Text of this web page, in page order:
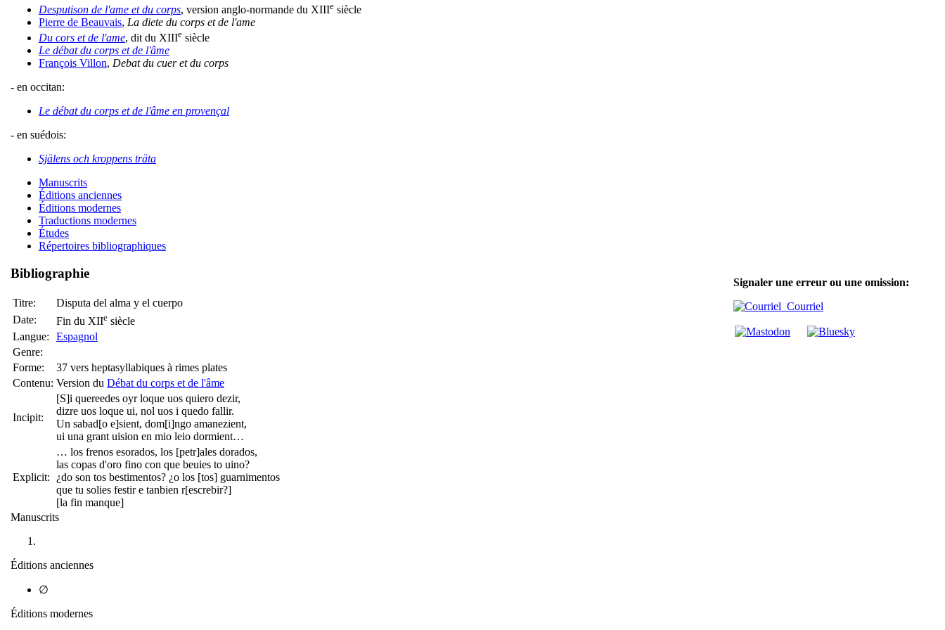
Desputison de l'ame et du corps, version anglo-normande du XIIIe siècle
Pierre de Beauvais, La diete du corps et de l'ame
Du cors et de l'ame, dit du XIIIe siècle
Le débat du corps et de l'âme
François Villon, Debat du cuer et du corps
- en occitan:
Le débat du corps et de l'âme en provençal
- en suédois:
Själens och kroppens träta
Manuscrits
Éditions anciennes
Éditions modernes
Traductions modernes
Études
Répertoires bibliographiques
Bibliographie
Titre:
Disputa del alma y el cuerpo
Date:
Fin du XIIe siècle
Langue:
Espagnol
Genre:
Forme:
37 vers heptasyllabiques à rimes plates
Contenu: Version du Débat du corps et de l'âme
Incipit:
[S]i quereedes oyr loque uos quiero dezir,
dizre uos loque ui, nol uos i quedo fallir.
Un sabad[o e]sient, dom[i]ngo amanezient,
ui una grant uision en mio leio dormient…
Explicit:
… los frenos esorados, los [petr]ales dorados,
las copas d'oro fino con que beuies to uino?
¿do son tos bestimentos? ¿o los [tos] guarnimentos
que tu solies festir e tanbien r[escrebir?]
[la fin manque]
Manuscrits
Éditions anciennes
∅
Éditions modernes
Signaler une erreur ou une omission:
Courriel